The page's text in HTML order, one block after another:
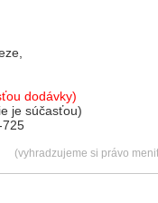
dodávky)
je súčasťou)
725
(vyhradzujeme si právo